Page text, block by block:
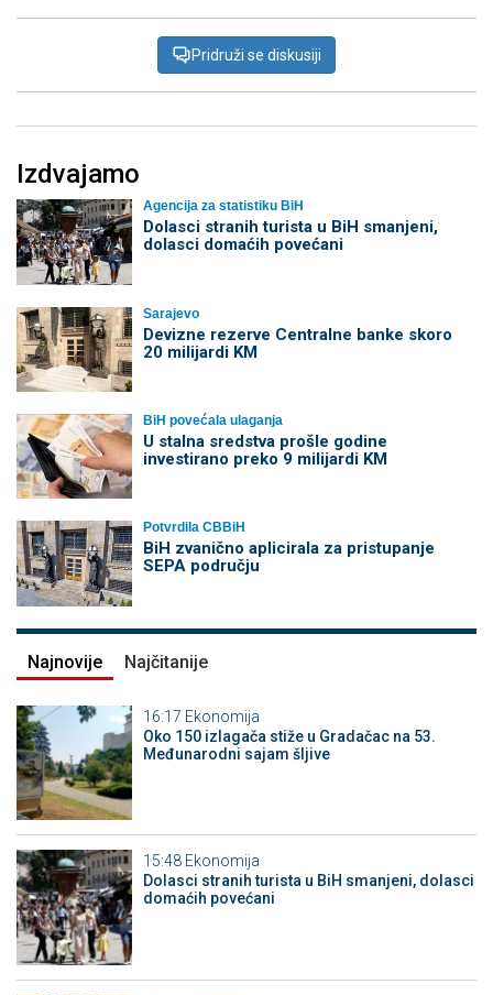
Pridruži se diskusiji
Izdvajamo
Agencija za statistiku BiH
Dolasci stranih turista u BiH smanjeni,
dolasci domaćih povećani
Sarajevo
Devizne rezerve Centralne banke skoro
20 milijardi KM
BiH povećala ulaganja
U stalna sredstva prošle godine
investirano preko 9 milijardi KM
Potvrdila CBBiH
BiH zvanično aplicirala za pristupanje
SEPA području
Najnovije Najčitanije
16:17 Ekonomija
Oko 150 izlagača stiže u Gradačac na 53.
Međunarodni sajam šljive
15:48 Ekonomija
Dolasci stranih turista u BiH smanjeni, dolasci
domaćih povećani